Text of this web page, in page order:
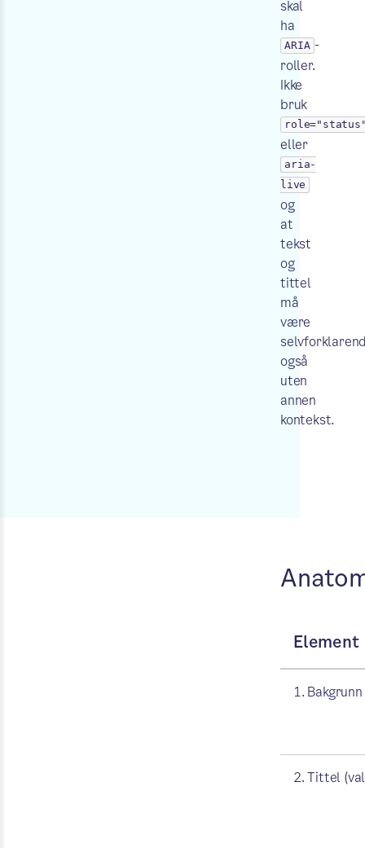
skal
ha
ARIA -
roller.
Ikke
bruk
eller
aria-
live
og
at
tekst
og
tittel
må
være
også
uten
annen
kontekst.
Element
1.
2. Tittel